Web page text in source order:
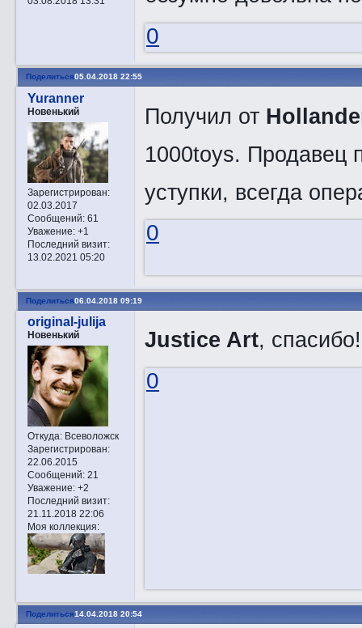
0
Поделиться05.04.2018 22:55
Yuranner
Новенький
Зарегистрирован:
02.03.2017
Сообщений:61
Уважение: +1
Последний визит:
13.02.2021 05:20
Получил от
1000toys. Продавец
уступки, всегда
0
Поделиться06.04.2018 09:19
original-julija
Новенький
Откуда:Всеволожск
Зарегистрирован:
22.06.2015
Сообщений:21
Уважение: +2
Последний визит:
21.11.2018 22:06
Моя коллекция:
Justice Art,
0
Поделиться14.04.2018 20:54